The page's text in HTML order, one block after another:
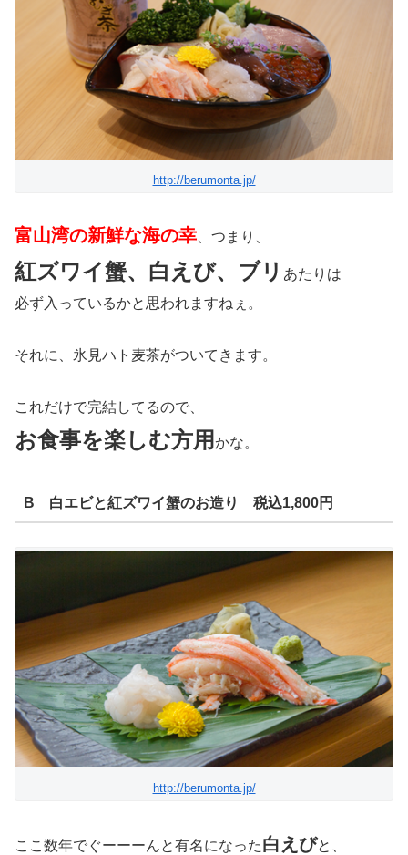
http://berumonta.jp/
富山湾の新鮮な海の幸 、つまり、
紅ズワイ蟹、白えび、ブリ あたりは
必ず入っているかと思われますねぇ。
それに、氷見ハト麦茶がついてきます。
これだけで完結してるので、
お食事を楽しむ方用 かな。
B 白エビと紅ズワイ蟹のお造り 税込1,800円
http://berumonta.jp/
ここ数年でぐーーーんと有名になった白えびと、